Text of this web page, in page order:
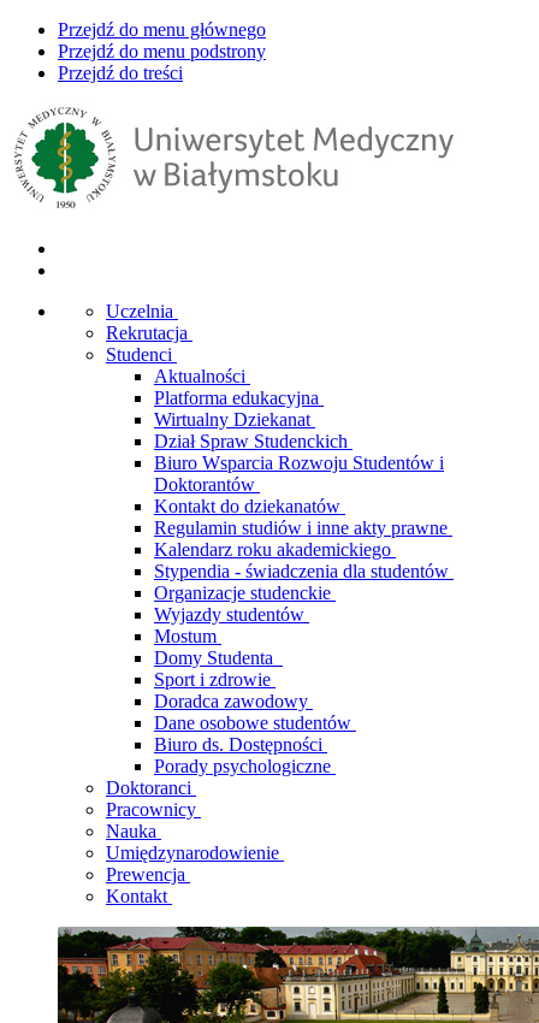
Przejdź do menu głównego
Przejdź do menu podstrony
Przejdź do treści
Uczelnia
Rekrutacja
Studenci
Aktualności
Platforma edukacyjna
Wirtualny Dziekanat
Dział Spraw Studenckich
Biuro Wsparcia Rozwoju Studentów i
Doktorantów
Kontakt do dziekanatów
Regulamin studiów i inne akty prawne
Kalendarz roku akademickiego
Stypendia - świadczenia dla studentów
Organizacje studenckie
Wyjazdy studentów
Mostum
Domy Studenta
Sport i zdrowie
Doradca zawodowy
Dane osobowe studentów
Biuro ds. Dostępności
Porady psychologiczne
Doktoranci
Pracownicy
Nauka
Umiędzynarodowienie
Prewencja
Kontakt